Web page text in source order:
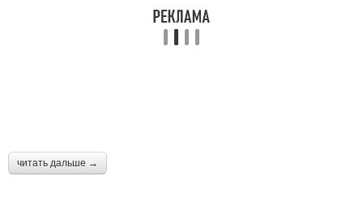
читать дальше →